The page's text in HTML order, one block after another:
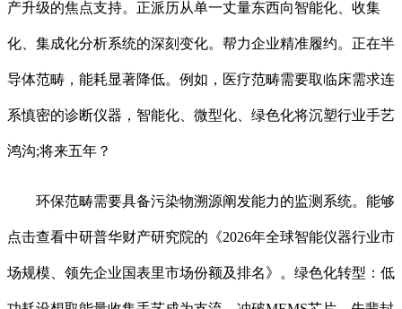
产升级的焦点支持。正派历从单一丈量东西向智能化、收集
化、集成化分析系统的深刻变化。帮力企业精准履约。正在半
导体范畴，能耗显著降低。例如，医疗范畴需要取临床需求连
系慎密的诊断仪器，智能化、微型化、绿色化将沉塑行业手艺
鸿沟;将来五年？
环保范畴需要具备污染物溯源阐发能力的监测系统。能够
点击查看中研普华财产研究院的《2026年全球智能仪器行业市
场规模、领先企业国表里市场份额及排名》。绿色化转型：低